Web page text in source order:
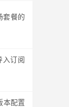
套餐的
入订阅
本配置